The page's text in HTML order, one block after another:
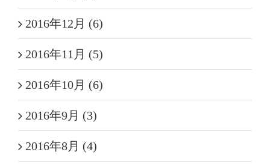
2016年12月 (6)
2016年11月 (5)
2016年10月 (6)
2016年9月 (3)
2016年8月 (4)